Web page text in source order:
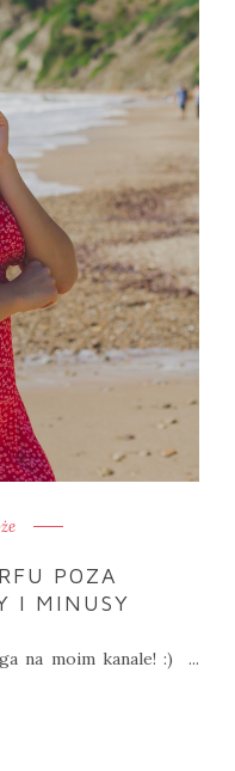
POZA
I MINUSY
na moim kanale! :) ...